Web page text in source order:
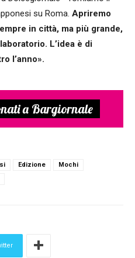
su Roma. Apriremo
in città, ma più grande,
L’idea è di
l’anno».
a Bargiornale
Edizione
Mochi